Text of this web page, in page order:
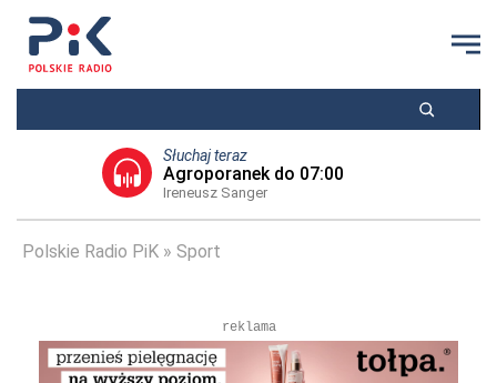
Słuchaj teraz
Agroporanek do 07:00
Ireneusz Sanger
Polskie Radio PiK Sport
reklama